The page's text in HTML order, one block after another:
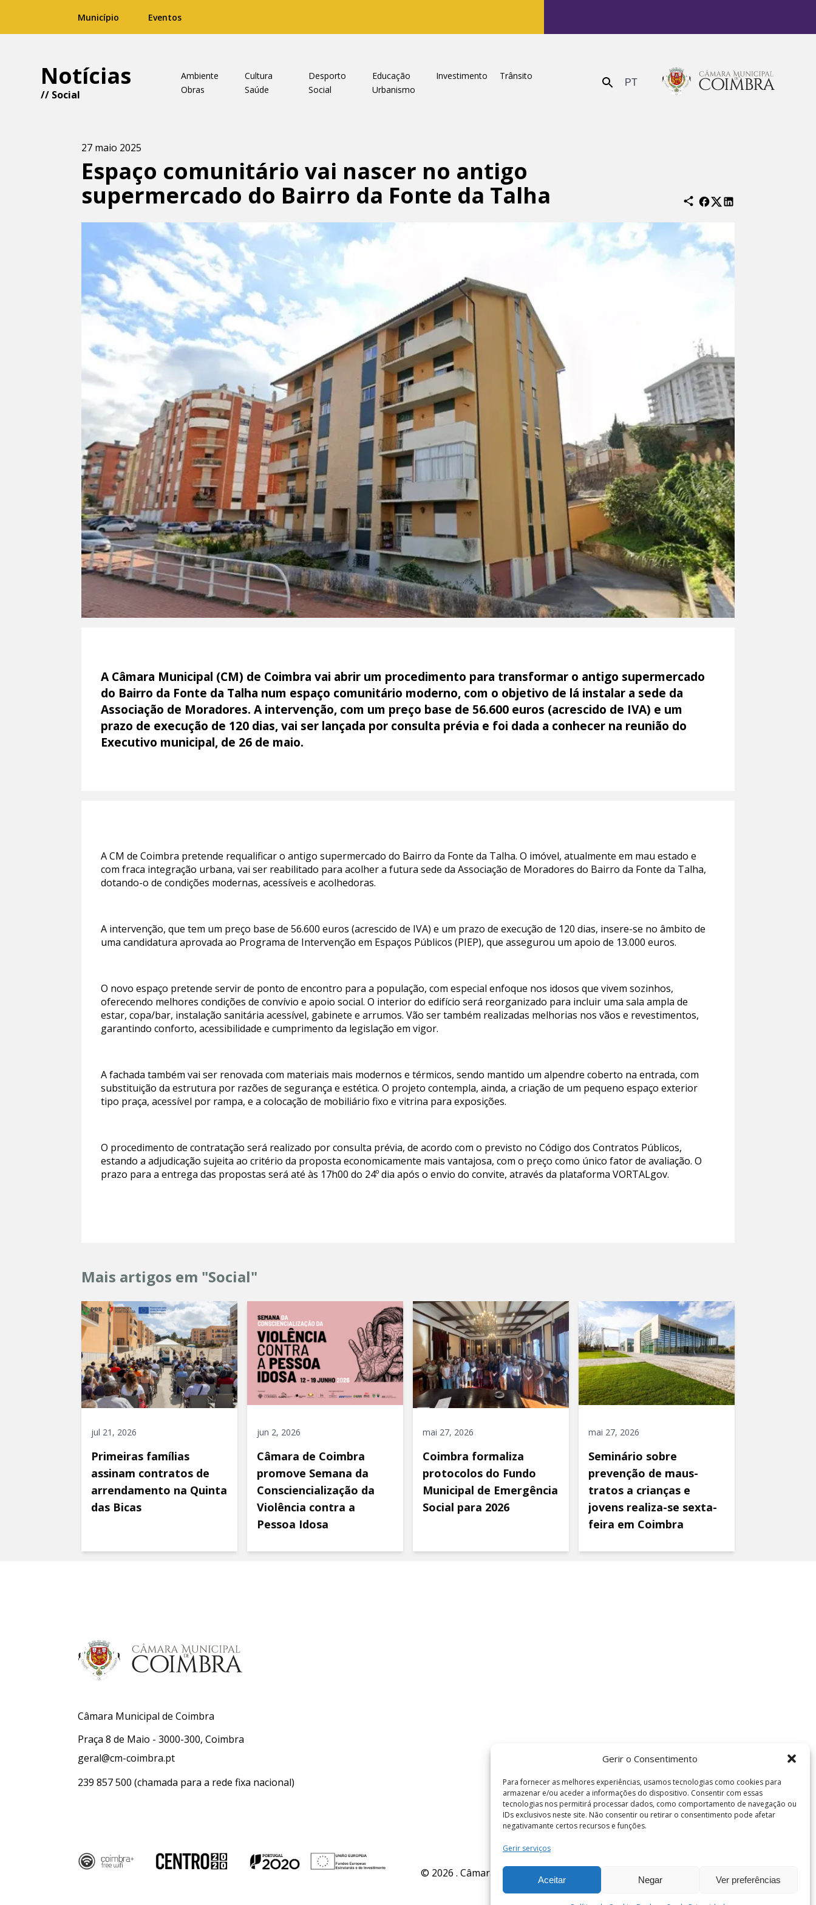
Gerir o Consentimento
Para fornecer as melhores experiências, usamos tecnologias como cookies para
armazenar e/ou aceder a informações do dispositivo. Consentir com essas
tecnologias nos permitirá processar dados, como comportamento de navegação ou
IDs exclusivos neste site. Não consentir ou retirar o consentimento pode afetar
negativamante certos recursos e funções.
Gerir serviços
Aceitar Negar Ver preferências
Município Eventos
Notícias
// Social
Ambiente Cultura Desporto Educação Investimento
Trânsito
Obras
Saúde Social Urbanismo Enviar PT
27 maio 2025
Espaço comunitário vai nascer no antigo
supermercado do Bairro da Fonte da Talha
A Câmara Municipal (CM) de Coimbra vai abrir um procedimento para transformar o antigo supermercado
do Bairro da Fonte da Talha num espaço comunitário moderno, com o objetivo de lá instalar a sede da
Associação de Moradores. A intervenção, com um preço base de 56.600 euros (acrescido de IVA) e um
prazo de execução de 120 dias, vai ser lançada por consulta prévia e foi dada a conhecer na reunião do
Executivo municipal, de 26 de maio.
A CM de Coimbra pretende requalificar o antigo supermercado do Bairro da Fonte da Talha. O imóvel, atualmente em mau estado e
com fraca integração urbana, vai ser reabilitado para acolher a futura sede da Associação de Moradores do Bairro da Fonte da Talha,
dotando-o de condições modernas, acessíveis e acolhedoras.
A intervenção, que tem um preço base de 56.600 euros (acrescido de IVA) e um prazo de execução de 120 dias, insere-se no âmbito de
uma candidatura aprovada ao Programa de Intervenção em Espaços Públicos (PIEP), que assegurou um apoio de 13.000 euros.
O novo espaço pretende servir de ponto de encontro para a população, com especial enfoque nos idosos que vivem sozinhos,
oferecendo melhores condições de convívio e apoio social. O interior do edifício será reorganizado para incluir uma sala ampla de
estar, copa/bar, instalação sanitária acessível, gabinete e arrumos. Vão ser também realizadas melhorias nos vãos e revestimentos,
garantindo conforto, acessibilidade e cumprimento da legislação em vigor.
A fachada também vai ser renovada com materiais mais modernos e térmicos, sendo mantido um alpendre coberto na entrada, com
substituição da estrutura por razões de segurança e estética. O projeto contempla, ainda, a criação de um pequeno espaço exterior
tipo praça, acessível por rampa, e a colocação de mobiliário fixo e vitrina para exposições.
O procedimento de contratação será realizado por consulta prévia, de acordo com o previsto no Código dos Contratos Públicos,
estando a adjudicação sujeita ao critério da proposta economicamente mais vantajosa, com o preço como único fator de avaliação. O
prazo para a entrega das propostas será até às 17h00 do 24º dia após o envio do convite, através da plataforma VORTALgov.
Mais artigos em "Social"
jul 21, 2026
Primeiras famílias
assinam contratos de
arrendamento na Quinta
das Bicas
jun 2, 2026
Câmara de Coimbra
promove Semana da
Consciencialização da
Violência contra a
Pessoa Idosa
mai 27, 2026
Coimbra formaliza
protocolos do Fundo
Municipal de Emergência
Social para 2026
mai 27, 2026
Seminário sobre
prevenção de maus-
tratos a crianças e
jovens realiza-se sexta-
feira em Coimbra
Câmara Municipal de Coimbra
Praça 8 de Maio - 3000-300, Coimbra
geral@cm-coimbra.pt
239 857 500 (chamada para a rede fixa nacional)
© 2026 . Câmara Municipal de Coimbra . Todos os direitos reservados.